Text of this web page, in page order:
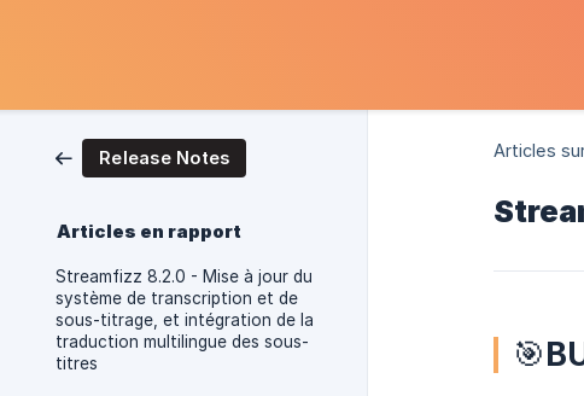
Release Notes
Articles en rapport
Streamfizz 8.2.0 - Mise à jour du
système de transcription et de
sous-titrage, et intégration de la
traduction multilingue des sous-
titres
Articles